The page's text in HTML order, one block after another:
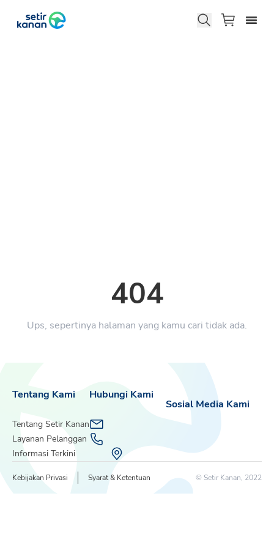
404
Ups, sepertinya halaman yang kamu cari tidak ada.
Tentang Kami
Tentang Setir Kanan
Layanan Pelanggan
Informasi Terkini
Sosial Media Kami
Hubungi Kami
Kebijakan Privasi Syarat & Ketentuan © Setir Kanan, 2022